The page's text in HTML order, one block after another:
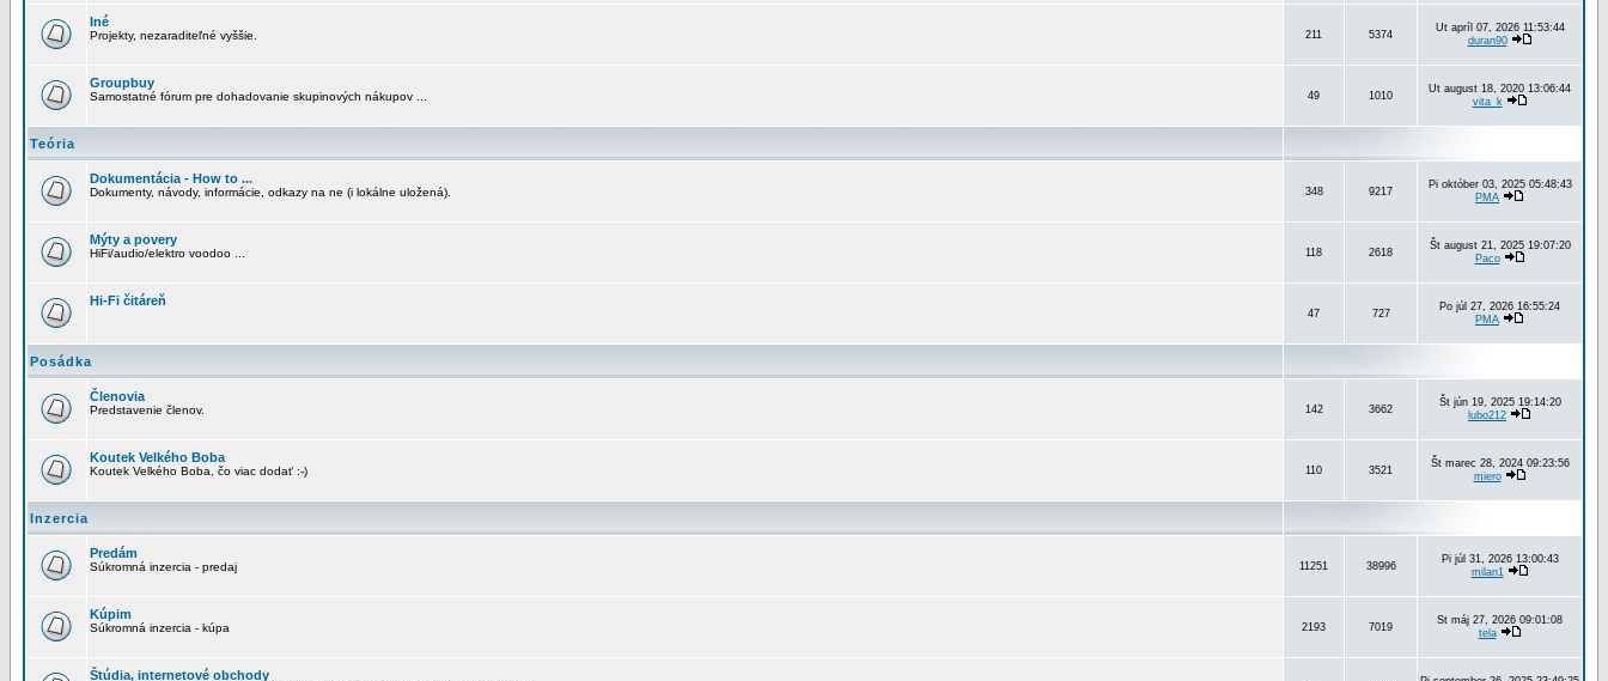
Iné
Projekty, nezaraditeľné vyššie. 211 5374
Ut apríl 07, 2026 11:53:44
duran90
Groupbuy
Samostatné fórum pre dohadovanie skupinových nákupov ... 49 1010
Ut august 18, 2020 13:06:44
vita_k
Teória
Dokumentácia - How to ...
Dokumenty, návody, informácie, odkazy na ne (i lokálne uložená). 348 9217
Pi október 03, 2025 05:48:43
PMA
Mýty a povery
HiFi/audio/elektro voodoo ... 118 2618
Št august 21, 2025 19:07:20
Paco
Hi-Fi čitáreň
47 727
Po júl 27, 2026 16:55:24
PMA
Posádka
Členovia
Predstavenie členov. 142 3662
Št jún 19, 2025 19:14:20
lubo212
Koutek Velkého Boba
Koutek Velkého Boba, čo viac dodať :-) 110 3521
Št marec 28, 2024 09:23:56
miero
Inzercia
Predám
Súkromná inzercia - predaj 11251 38996
Pi júl 31, 2026 13:00:43
milan1
Kúpim
Súkromná inzercia - kúpa 2193 7019
St máj 27, 2026 09:01:08
tela
Štúdia, internetové obchody